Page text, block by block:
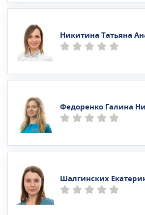
Никитина Татьяна
Федоренко Галина
Шалгинских